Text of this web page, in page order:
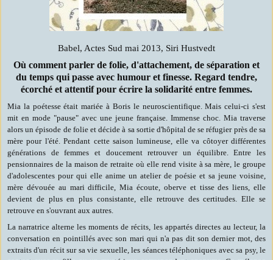
Babel, Actes Sud mai 2013, Siri Hustvedt
Où comment parler de folie, d'attachement, de séparation et
du temps qui passe avec humour et finesse. Regard tendre,
écorché et attentif pour écrire la solidarité entre femmes.
Mia la poétesse était mariée à Boris le neuroscientifique. Mais celui-ci s'est
mit en mode "pause" avec une jeune française. Immense choc. Mia traverse
alors un épisode de folie et décide à sa sortie d'hôpital de se réfugier près de sa
mère pour l'été. Pendant cette saison lumineuse, elle va côtoyer différentes
générations de femmes et doucement retrouver un équilibre. Entre les
pensionnaires de la maison de retraite où elle rend visite à sa mère, le groupe
d'adolescentes pour qui elle anime un atelier de poésie et sa jeune voisine,
mère dévouée au mari difficile, Mia écoute, oberve et tisse des liens, elle
devient de plus en plus consistante, elle retrouve des certitudes. Elle se
retrouve en s'ouvrant aux autres.
La narratrice alterne les moments de récits, les appartés directes au lecteur, la
conversation en pointillés avec son mari qui n'a pas dit son dernier mot, des
extraits d'un récit sur sa vie sexuelle, les séances téléphoniques avec sa psy, le